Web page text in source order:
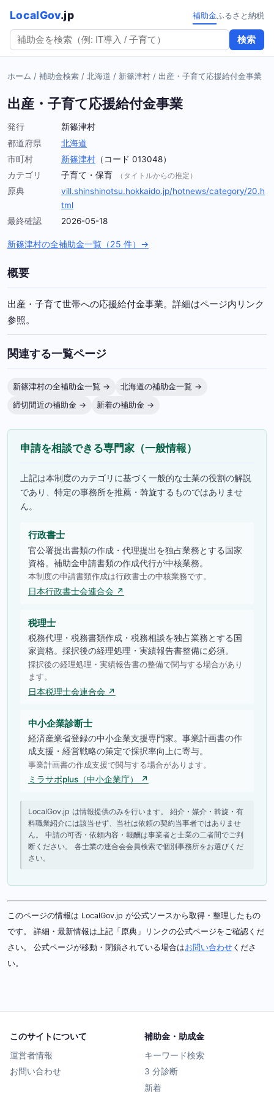
LocalGov.jp
検索
補助金ふるさと納税
ホーム / 補助金検索 / 北海道 / 新篠津村 / 出産・子育て応援給付金事業
出産・子育て応援給付金事業
発行
新篠津村
都道府県
北海道
市町村
新篠津村 （コード 013048）
カテゴリ
子育て・保育 （タイトルからの推定）
原典
vill.shinshinotsu.hokkaido.jp/hotnews/category/20.h
tml
最終確認
2026-05-18
新篠津村の全補助金一覧（25 件）→
概要
出産・子育て世帯への応援給付金事業。詳細はページ内リンク
参照。
関連する一覧ページ
新篠津村の全補助金一覧 →
北海道の補助金一覧 →
締切間近の補助金 →
新着の補助金 →
申請を相談できる専門家（一般情報）
上記は本制度のカテゴリに基づく一般的な士業の役割の解説
であり、特定の事務所を推薦・斡旋するものではありませ
ん。
行政書士
官公署提出書類の作成・代理提出を独占業務とする国家
資格。補助金申請書類の作成代行が中核業務。
本制度の申請書類作成は行政書士の中核業務です。
日本行政書士会連合会 ↗
税理士
税務代理・税務書類作成・税務相談を独占業務とする国
家資格。採択後の経理処理・実績報告書整備に必須。
採択後の経理処理・実績報告書の整備で関与する場合があり
ます。
日本税理士会連合会 ↗
中小企業診断士
経済産業省登録の中小企業支援専門家。事業計画書の作
成支援・経営戦略の策定で採択率向上に寄与。
事業計画書の作成支援で関与する場合があります。
ミラサポplus（中小企業庁） ↗
LocalGov.jp は情報提供のみを行います。 紹介・媒介・斡旋・有
料職業紹介には該当せず、当社は依頼の契約当事者ではありませ
ん。 申請の可否・依頼内容・報酬は事業者と士業の二者間でご判
断ください。 各士業の連合会会員検索で個別事務所をお選びくだ
さい。
このページの情報は LocalGov.jp が公式ソースから取得・整理したもの
です。 詳細・最新情報は上記「原典」リンクの公式ページをご確認くだ
さい。 公式ページが移動・閉鎖されている場合はお問い合わせ くださ
い。
このサイトについて
運営者情報
お問い合わせ
補助金・助成金
キーワード検索
3 分診断
新着